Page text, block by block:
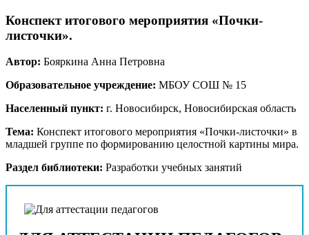
Конспект итогового мероприятия «Почки-
листочки».
Автор: Бояркина Анна Петровна
Образовательное учреждение: МБОУ СОШ № 15
Населенный пункт: г. Новосибирск, Новосибирская область
Тема: Конспект итогового мероприятия «Почки-листочки» в
младшей группе по формированию целостной картины мира.
Раздел библиотеки: Разработки учебных занятий